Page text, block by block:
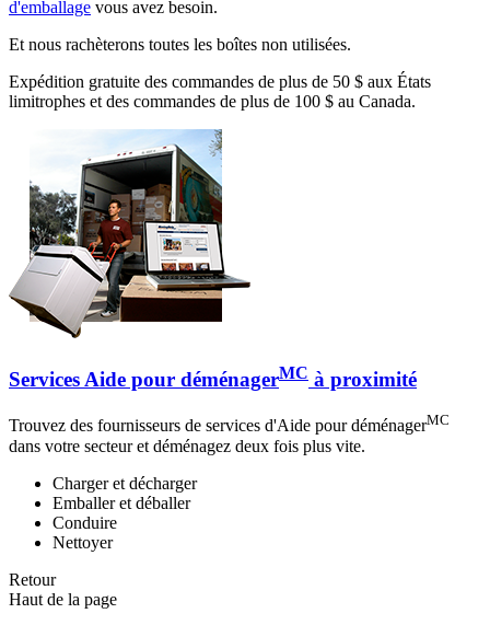
d'emballage vous avez besoin.
Et nous rachèterons toutes les boîtes non utilisées.
Expédition gratuite des commandes de plus de 50 $ aux États
limitrophes et des commandes de plus de 100 $ au Canada.
Services Aide pour déménagerMC à proximité
Trouvez des fournisseurs de services d'Aide pour déménagerMC
dans votre secteur et déménagez deux fois plus vite.
Charger et décharger
Emballer et déballer
Conduire
Nettoyer
Retour
Haut de la page